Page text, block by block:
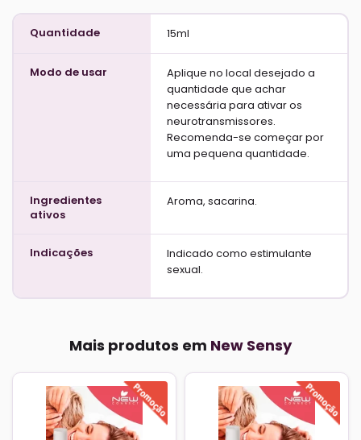
Quantidade 15ml
Modo de usar
Aplique no local desejado a
quantidade que achar
necessária para ativar os
neurotransmissores.
Recomenda-se começar por
uma pequena quantidade.
Ingredientes
ativos
Aroma, sacarina.
Indicações
Indicado como estimulante
sexual.
Mais produtos em New Sensy